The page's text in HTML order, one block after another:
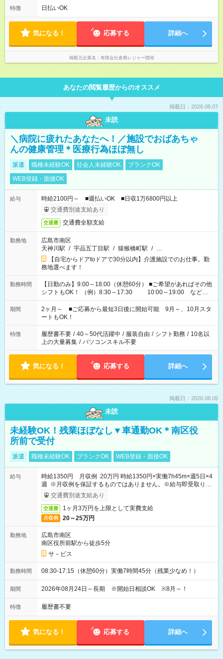
特徴 日払いOK
気になる！ 応募する 詳細へ
掲載元企業名 有限会社倉敷レジャー開発
あなたの閲覧履歴からのオススメ
掲載日：2026.08.07
未読
＼病院に疲れたあなたへ！／施設でおばあちゃ
んの健康管理＊医療行為ほぼ無し
派遣 職種未経験OK 社会人未経験OK
ブランクOK
WEB登録・面接OK
給与
時給2100円～ ■週払いOK ■日収1万6800円以上
交通費別途支給あり
交通費 交通費全額支給
勤務地
広島市南区
天神川駅 / 宇品五丁目駅 / 猿猴橋町駅 / …
【自宅からドアtoドアで30分以内】介護施設でのお仕事。勤
務地選べます！
勤務時間
【日勤のみ】9:00～18:00（休憩60分） ■ご希望があればその他
シフトもOK！ （例）8:30～17:30 10:00～19:00 など
「家族とお休みを合わせたい」 「できれば残業はしたくない」
など、あなたのご希望に沿ったお仕事をご紹介します！ ※Wワ
ーク希望の方へ 今ご覧のお仕事で希望する勤務時間と、もう1つ
のお仕事の勤務時間。 合計で週40時間を超える場合は応募でき
ません
期間
2ヶ月～ ■ご応募から最短3日後に開始可能 9月～、10月スタ
ートもOK！
特徴 履歴書不要 / 40～50代活躍中 / 服装自由 / シフト勤務 / 10名以
上の大量募集 / パソコンスキル不要
気になる！ 応募する 詳細へ
掲載日：2026.08.05
未読
未経験OK！残業ほぼなし▼車通勤OK＊南区役
所前で受付
派遣 職種未経験OK ブランクOK WEB登録・面接OK
給与
時給1350円 月収例 20万円 時給1350円×実働7h45m×週5日×4
週 ※月収例を保証するものではありません。※給与即受取りサ
ービス利用可（利用条件有）
交通費別途支給あり
交通費 1ヶ月3万円を上限として実費支給
月収例 20～25万円
勤務地
広島市南区
南区役所前駅から徒歩5分
サ－ビス
勤務時間 08:30-17:15（休憩60分）実働7時間45分（残業少なめ！）
期間 2026年08月24日～長期 ※開始日相談OK ※8月～！
特徴 履歴書不要
気になる！ 応募する 詳細へ